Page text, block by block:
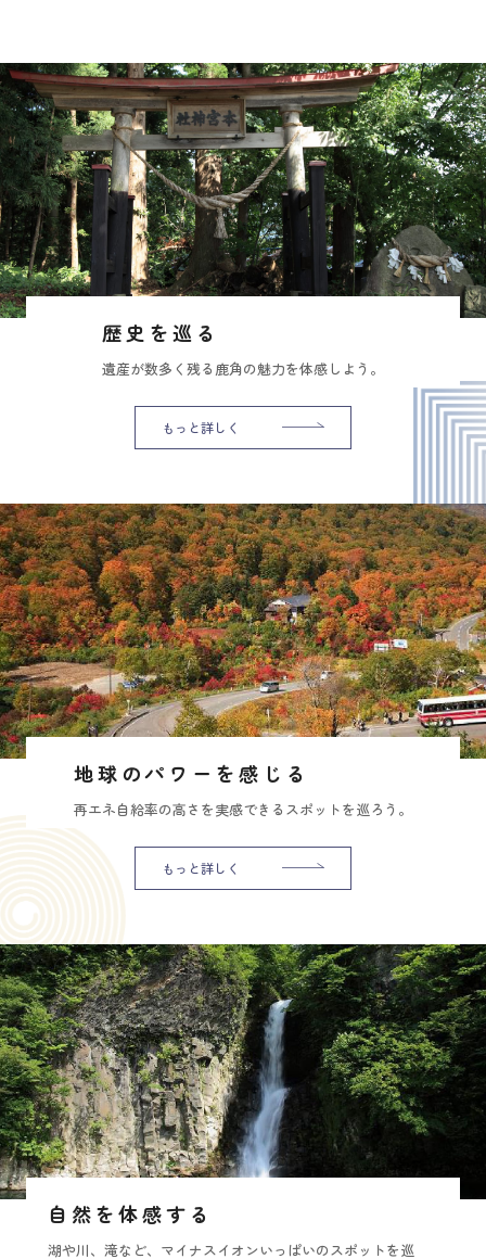
歴史を巡る
遺産が数多く残る鹿角の魅力を体感しよう。
もっと詳しく
地球のパワーを感じる
再エネ自給率の高さを実感できるスポットを巡ろう。
もっと詳しく
自然を体感する
湖や川、滝など、マイナスイオンいっぱいのスポットを巡